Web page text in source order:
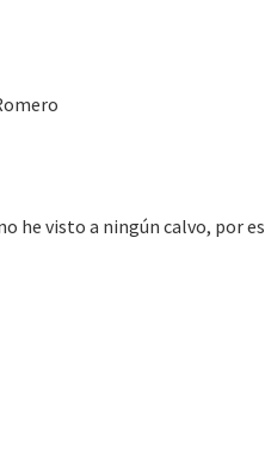
he visto a ningún calvo, por